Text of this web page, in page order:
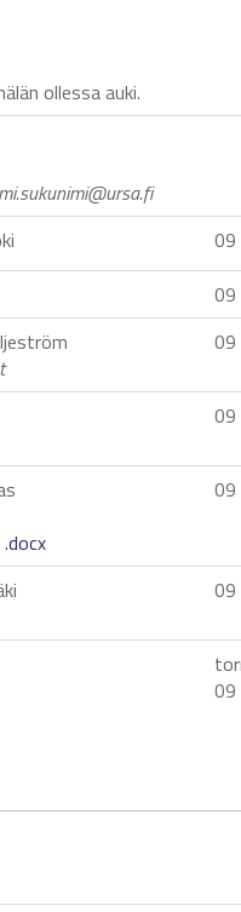
ollessa auki.
09
09
09
09
.docx
09
09
09